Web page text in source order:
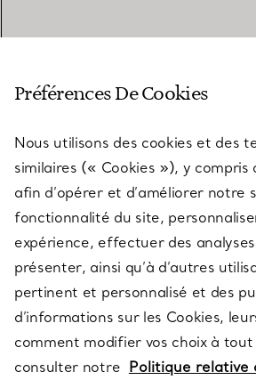
SERVICES
À PROPOS
QUESTIONS LÉGALES
SUIVEZ-NOUS
Préférences De Cookies
Nous utilisons des cookies et des
similaires (« Cookies »), y compris
afin d’opérer et d’améliorer notre
fonctionnalité du site,
expérience, effectuer des
présenter, ainsi qu’à d’autres
pertinent et personnalisé et des
d’informations sur les Cookies,
comment modifier vos choix à
consulter notre Politique relative